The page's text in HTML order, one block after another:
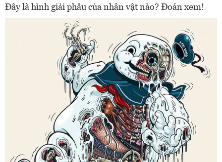
Đây là hình giải phẫu của nhân vật nào? Đoán xem!